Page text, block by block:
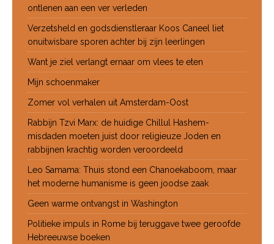
ontlenen aan een ver verleden
Verzetsheld en godsdienstleraar Koos Caneel liet
onuitwisbare sporen achter bij zijn leerlingen
Want je ziel verlangt ernaar om vlees te eten
Mijn schoenmaker
Zomer vol verhalen uit Amsterdam-Oost
Rabbijn Tzvi Marx: de huidige Chillul Hashem-
misdaden moeten juist door religieuze Joden en
rabbijnen krachtig worden veroordeeld
Leo Samama: Thuis stond een Chanoekaboom, maar
het moderne humanisme is geen joodse zaak
Geen warme ontvangst in Washington
Politieke impuls in Rome bij teruggave twee geroofde
Hebreeuwse boeken